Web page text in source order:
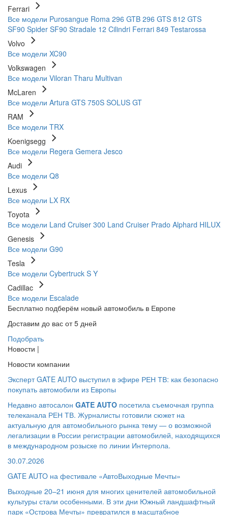
Ferrari
Все модели Purosangue Roma 296 GTB 296 GTS 812 GTS
SF90 Spider SF90 Stradale 12 Cilindri Ferrari 849 Testarossa
Volvo
Все модели XC90
Volkswagen
Все модели Viloran Tharu Multivan
McLaren
Все модели Artura GTS 750S SOLUS GT
RAM
Все модели TRX
Koenigsegg
Все модели Regera Gemera Jesco
Audi
Все модели Q8
Lexus
Все модели LX RX
Toyota
Все модели Land Cruiser 300 Land Cruiser Prado Alphard HILUX
Genesis
Все модели G90
Tesla
Все модели Cybertruck S Y
Cadillac
Все модели Escalade
Бесплатно подберём новый автомобиль в Европе
Доставим до вас от 5 дней
Подобрать
Новости |
Новости компании
Эксперт GATE AUTO выступил в эфире РЕН ТВ: как безопасно
покупать автомобили из Европы
Недавно автосалон GATE AUTO посетила съемочная группа
телеканала РЕН ТВ. Журналисты готовили сюжет на
актуальную для автомобильного рынка тему — о возможной
легализации в России регистрации автомобилей, находящихся
в международном розыске по линии Интерпола.
30.07.2026
GATE AUTO на фестивале «АвтоВыходные Мечты»
Выходные 20–21 июня для многих ценителей автомобильной
культуры стали особенными. В эти дни Южный ландшафтный
парк «Острова Мечты» превратился в масштабное